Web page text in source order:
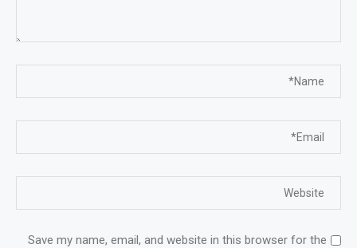
Save my name, email, and website in this browser for the